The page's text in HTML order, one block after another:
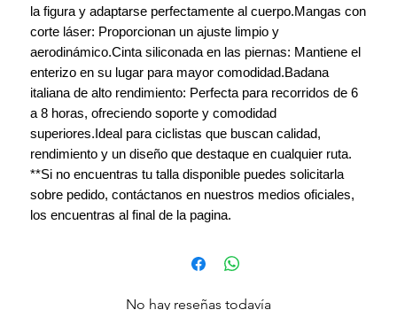
la figura y adaptarse perfectamente al cuerpo.Mangas con
corte láser: Proporcionan un ajuste limpio y
aerodinámico.Cinta siliconada en las piernas: Mantiene el
enterizo en su lugar para mayor comodidad.Badana
italiana de alto rendimiento: Perfecta para recorridos de 6
a 8 horas, ofreciendo soporte y comodidad
superiores.Ideal para ciclistas que buscan calidad,
rendimiento y un diseño que destaque en cualquier ruta.
**Si no encuentras tu talla disponible puedes solicitarla
sobre pedido, contáctanos en nuestros medios oficiales,
los encuentras al final de la pagina.
No hay reseñas todavía